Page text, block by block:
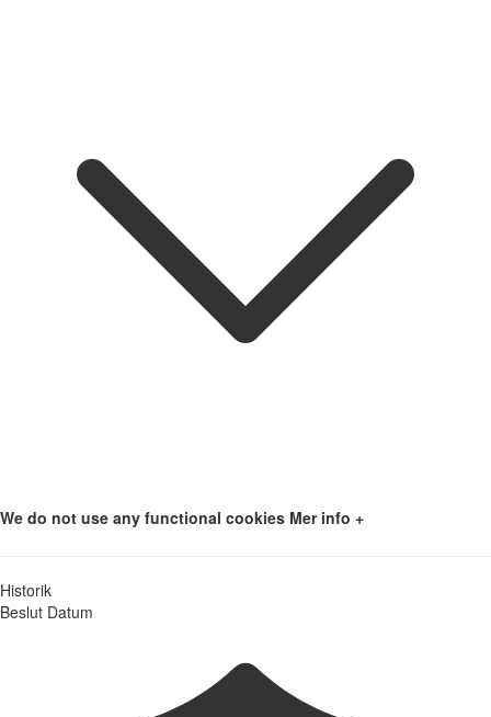
We do not use any functional cookies Mer info +
Historik
Beslut Datum